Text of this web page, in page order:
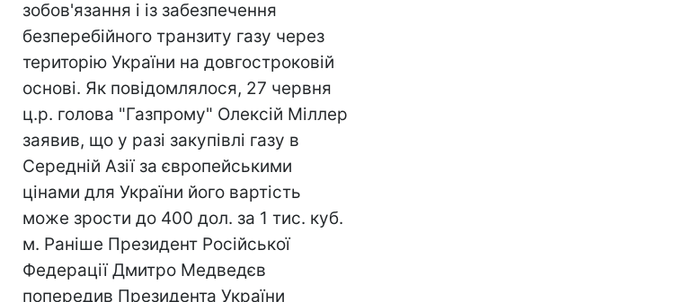
зобов'язання і із забезпечення
безперебійного транзиту газу через
територію України на довгостроковій
основі. Як повідомлялося, 27 червня
ц.р. голова "Газпрому" Олексій Міллер
заявив, що у разі закупівлі газу в
Середній Азії за європейськими
цінами для України його вартість
може зрости до 400 дол. за 1 тис. куб.
м. Раніше Президент Російської
Федерації Дмитро Медведєв
попередив Президента України